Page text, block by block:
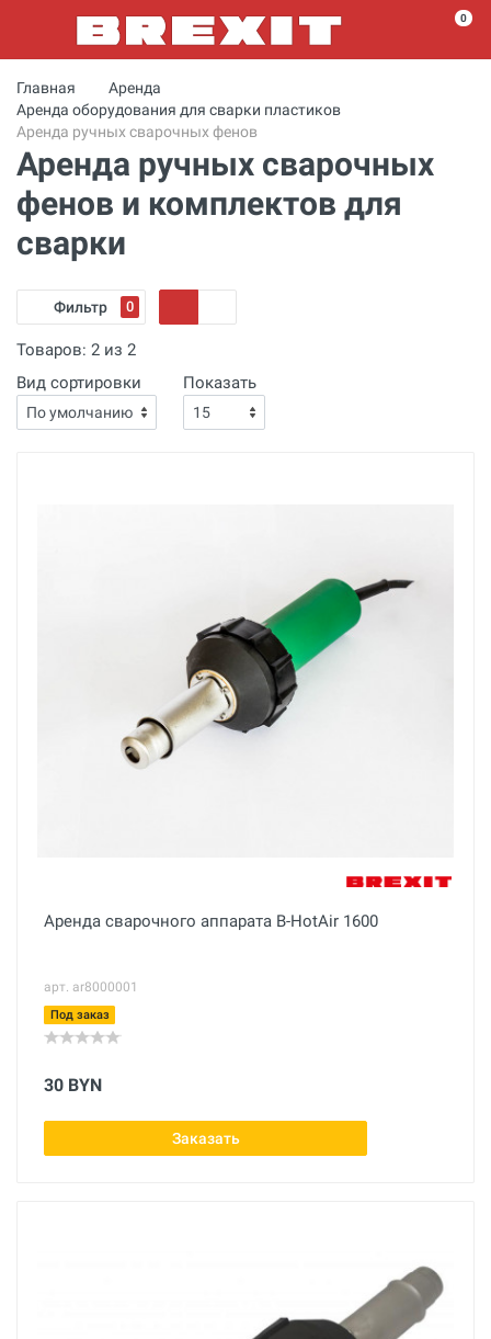
0
Главная
Аренда
Аренда оборудования для сварки пластиков
Аренда ручных сварочных фенов
Аренда ручных сварочных
фенов и комплектов для
сварки
Фильтр 0
Товаров: 2 из 2
Вид сортировки
Показать
Аренда сварочного аппарата B-HotAir 1600
арт. ar8000001
Под заказ
30 BYN
Заказать